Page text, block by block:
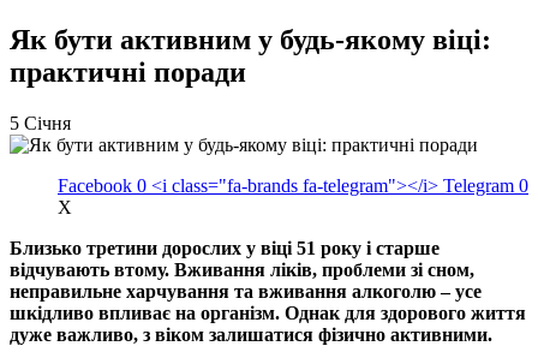
Як бути активним у будь-якому віці:
практичні поради
5 Січня
Facebook 0 <i class="fa-brands fa-telegram"></i> Telegram 0
X
Близько третини дорослих у віці 51 року і старше
відчувають втому. Вживання ліків, проблеми зі сном,
неправильне харчування та вживання алкоголю – усе
шкідливо впливає на організм. Однак для здорового життя
дуже важливо, з віком залишатися фізично активними.